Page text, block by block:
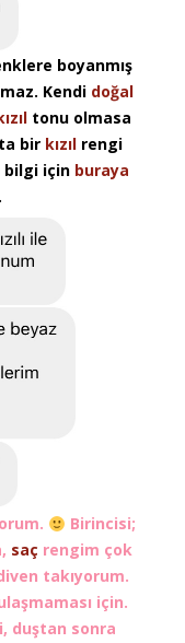
boyanmış
Kendi doğal
tonu olmasa
bir kızılrengi
bilgi için buraya
Birincisi;
saç rengim çok
takıyorum.
için.
duştan sonra